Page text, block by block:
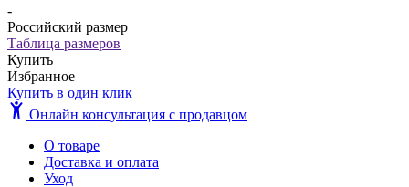
-
Российский размер
Таблица размеров
Купить
Избранное
Купить в один клик
Онлайн консультация с продавцом
О товаре
Доставка и оплата
Уход